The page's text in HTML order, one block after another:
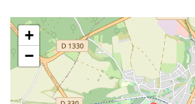
+
−